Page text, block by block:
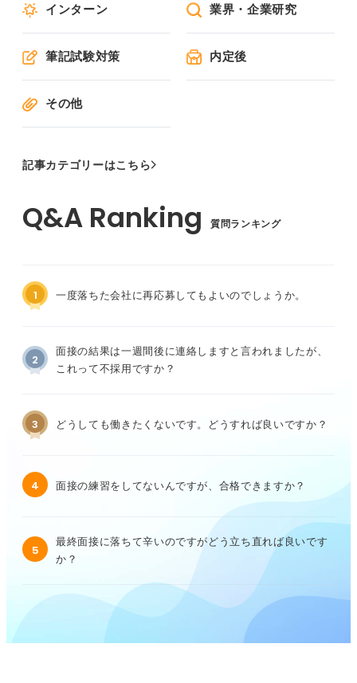
インターン 業界・企業研究
筆記試験対策 内定後
その他
記事カテゴリーはこちら
質問ランキング
1 一度落ちた会社に再応募してもよいのでしょうか。
2
面接の結果は一週間後に連絡しますと言われましたが、
これって不採用ですか？
3 どうしても働きたくないです。どうすれば良いですか？
4 面接の練習をしてないんですが、合格できますか？
5
最終面接に落ちて辛いのですがどう立ち直れば良いです
か？